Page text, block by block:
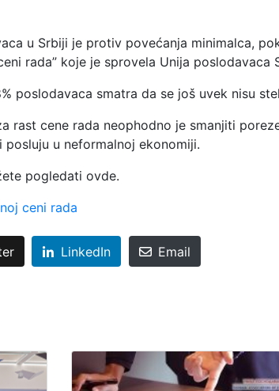
u Srbiji je protiv povećanja minimalca,
rada” koje je sprovela Unija poslodavaca
poslodavaca smatra da se još uvek nisu
rast cene rada neophodno je smanjiti
u neformalnoj ekonomiji.
pogledati ovde.
ceni rada
LinkedIn Email